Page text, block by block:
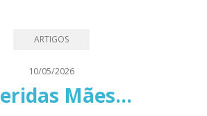
ARTIGOS
10/05/2026
Mães...